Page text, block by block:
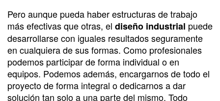
Pero aunque pueda haber estructuras de trabajo
más efectivas que otras, el diseño industrial puede
desarrollarse con iguales resultados seguramente
en cualquiera de sus formas. Como profesionales
podemos participar de forma individual o en
equipos. Podemos además, encargarnos de todo el
proyecto de forma integral o dedicarnos a dar
solución tan solo a una parte del mismo. Todo